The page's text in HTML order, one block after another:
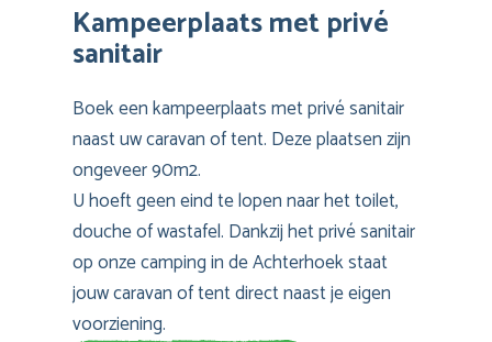
Kampeerplaats met privé
sanitair
Boek een kampeerplaats met privé sanitair
naast uw caravan of tent. Deze plaatsen zijn
ongeveer 90m2.
U hoeft geen eind te lopen naar het toilet,
douche of wastafel. Dankzij het privé sanitair
op onze camping in de Achterhoek staat
jouw caravan of tent direct naast je eigen
voorziening.